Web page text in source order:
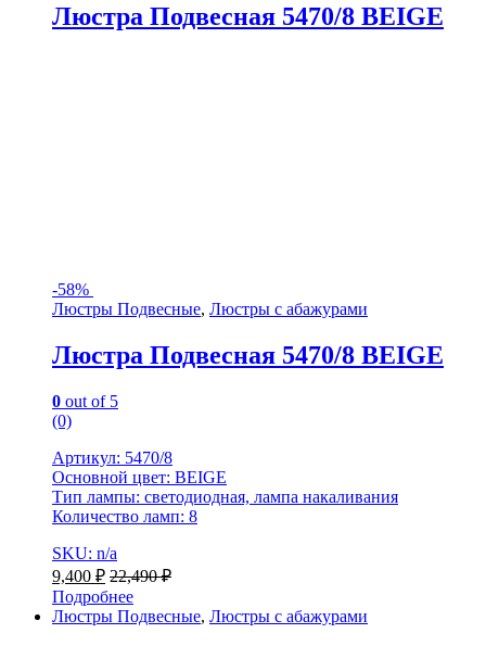
Люстра Подвесная 5470/8 BEIGE
-58%
Люстры Подвесные, Люстры с абажурами
Люстра Подвесная 5470/8 BEIGE
0 out of 5
(0)
Артикул: 5470/8
Основной цвет: BEIGE
Тип лампы: светодиодная, лампа накаливания
Количество ламп: 8
SKU: n/a
9,400 ₽ 22,490₽
Подробнее
Люстры Подвесные, Люстры с абажурами